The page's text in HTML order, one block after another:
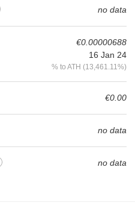
no data
€0.00000688
16 Jan 24
% to ATH (13,461.11%)
€0.00
no data
no data